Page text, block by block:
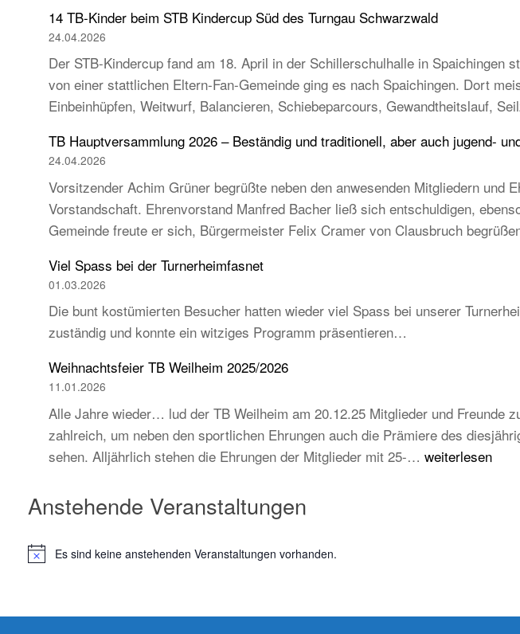
14 TB-Kinder beim STB Kindercup Süd des Turngau Schwarzwald
24.04.2026
Der STB-Kindercup fand am 18. April in der Schillerschulhalle in
von einer stattlichen Eltern-Fan-Gemeinde ging es nach Spaichingen. Dort
Einbeinhüpfen, Weitwurf, Balancieren, Schiebeparcours, Gewandtheitslauf,
TB Hauptversammlung 2026 – Beständig und traditionell, aber auch jugend-
24.04.2026
Vorsitzender Achim Grüner begrüßte neben den anwesenden Mitgliedern und
Vorstandschaft. Ehrenvorstand Manfred Bacher ließ sich entschuldigen,
Gemeinde freute er sich, Bürgermeister Felix Cramer von Clausbruch
Viel Spass bei der Turnerheimfasnet
01.03.2026
Die bunt kostümierten Besucher hatten wieder viel Spass bei unserer
zuständig und konnte ein witziges Programm präsentieren…
Weihnachtsfeier TB Weilheim 2025/2026
11.01.2026
Alle Jahre wieder… lud der TB Weilheim am 20.12.25 Mitglieder und Freunde
zahlreich, um neben den sportlichen Ehrungen auch die Prämiere des
sehen. Alljährlich stehen die Ehrungen der Mitglieder mit 25-… Weihnachtsfeier
weiterlesen
Anstehende Veranstaltungen
H
w
Es sind keine anstehenden Veranstaltungen vorhanden.